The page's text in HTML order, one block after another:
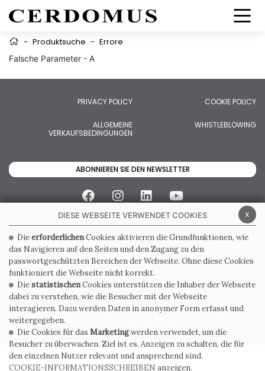
- Produktsuche - Errore
Falsche Parameter - A
CERDOMUS S.R.L.
Via Emilia Ponente, 1000 - 48014 Castel Bolognese (RA) Italy
Tel. +39.0546.652111 - Email: info@cerdomus.com
Codice Fiscale e numero iscrizione al registro imprese di Ravenna
02620780391 - REA RA 217992 - Capitale Sociale Euro 20.000.000 i.v.
PRIVACY POLICY COOKIE POLICY
ALLGEMEINE
VERKAUFSBEDINGUNGEN
WHISTLEBLOWING
ABONNIEREN SIE DEN NEWSLETTER
x
DIESE WEBSEITE VERWENDET COOKIES
DieerforderlichenCookies aktivieren die Grundfunktionen, wie
das Navigieren auf den Seiten und den Zugang zu den
passwortgeschützten Bereichen der Webseite. Ohne diese Cookies
funktioniert die Webseite nicht korrekt.
DiestatistischenCookies unterstützen die Inhaber der Webseite
dabei zu verstehen, wie die Besucher mit der Webseite
interagieren. Dazu werden Daten in anonymer Form erfasst und
weitergegeben.
Die Cookies für das Marketingwerden verwendet, um die
Besucher zu überwachen. Ziel ist es, Anzeigen zu schalten, die für
den einzelnen Nutzer relevant und ansprechend sind.
COOKIE-INFORMATIONSSCHREIBEN anzeigen.